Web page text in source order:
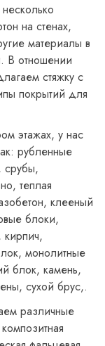
на стенах,
материалы в
В отношении
стяжку с
покрытий для
этажах, у нас
рубленные
срубы,
теплая
клееный
блоки,
монолитные
блок, камень,
сухой брус,.
различные